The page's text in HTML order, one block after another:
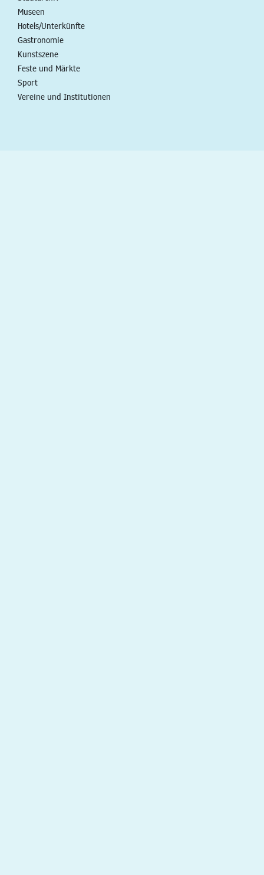
Museen
Hotels/Unterkünfte
Gastronomie
Kunstszene
Feste und Märkte
Sport
Vereine und Institutionen